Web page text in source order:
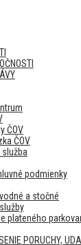
ČOV
ČOV
podmienky
a stočné
plateného
PORUCHY,